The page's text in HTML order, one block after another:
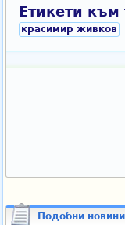
Етикети към
красимир живков
Подобни новини